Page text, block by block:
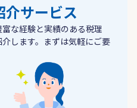
介サービス
な経験と実績のある税理
します。まずは気軽にご要